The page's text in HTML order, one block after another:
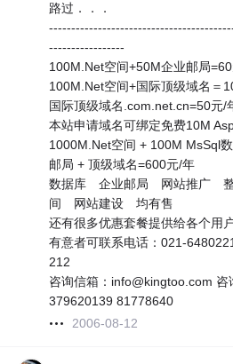
路过．．．
-----------------
100M.Net空间+50M企业邮局
100M.Net空间+国际顶级域名＝
国际顶级域名.com.net.cn=50元/
本站申请域名可绑定免费10M
1000M.Net空间 + 100M MsSql
邮局 + 顶级域名=600元/年
数据库 企业邮局 网站推广
间 网站建设 均有售
还有很多优惠套餐提供给各个用
有意者可联系电话：021-
212
咨询信箱：info@kingtoo.com
379620139 81778640
2006-08-12